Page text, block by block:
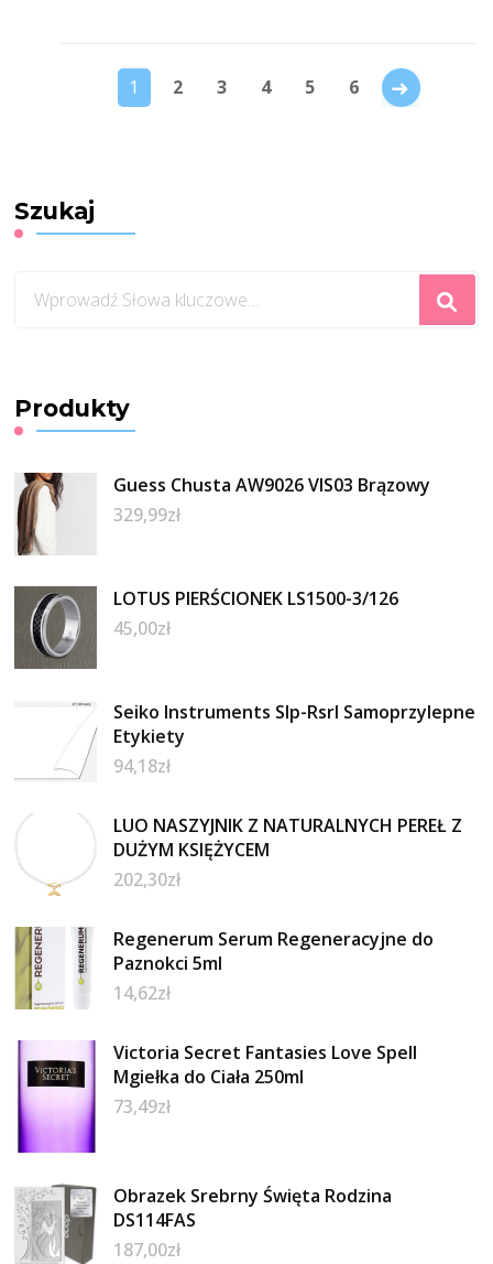
1 2 3 4 5 6
Szukaj
czegoś?
Produkty
Guess Chusta AW9026 VIS03 Brązowy
329,99zł
LOTUS PIERŚCIONEK LS1500-3/126
45,00zł
Seiko Instruments Slp-Rsrl Samoprzylepne
Etykiety
94,18zł
LUO NASZYJNIK Z NATURALNYCH PEREŁ Z
DUŻYM KSIĘŻYCEM
202,30zł
Regenerum Serum Regeneracyjne do
Paznokci 5ml
14,62zł
Victoria Secret Fantasies Love Spell
Mgiełka do Ciała 250ml
73,49zł
Obrazek Srebrny Święta Rodzina
DS114FAS
187,00zł